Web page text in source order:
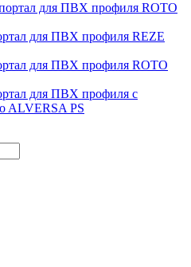
для ПВХ профиля ROTO
для ПВХ профиля REZE
для ПВХ профиля ROTO
для ПВХ профиля с
ALVERSA PS